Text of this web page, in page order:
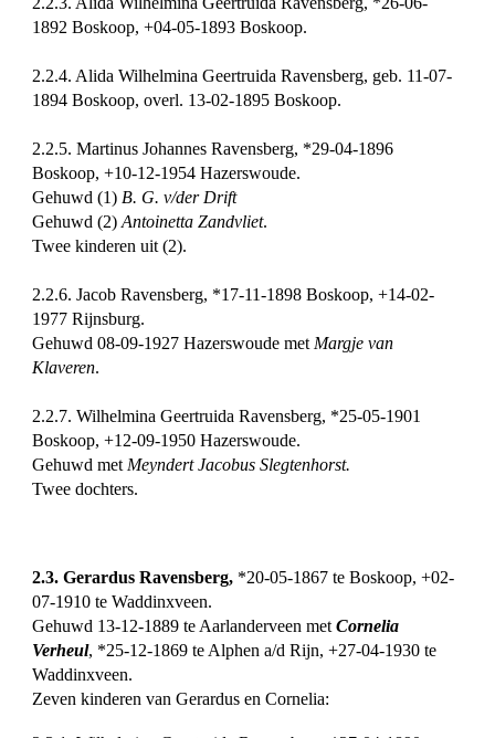
1892 Boskoop, +04-05-1893 Boskoop.
2.2.4. Alida Wilhelmina Geertruida Ravensberg, geb. 11-07-
1894 Boskoop, overl. 13-02-1895 Boskoop.
2.2.5. Martinus Johannes Ravensberg, *29-04-1896
Boskoop, +10-12-1954 Hazerswoude.
Gehuwd (1) B. G. v/der Drift
Gehuwd (2)Antoinetta Zandvliet.
Twee kinderen uit (2).
2.2.6. Jacob Ravensberg, *17-11-1898 Boskoop, +14-02-
1977 Rijnsburg.
Gehuwd 08-09-1927 Hazerswoude met Margje van
Klaveren.
2.2.7. Wilhelmina Geertruida Ravensberg, *25-05-1901
Boskoop, +12-09-1950 Hazerswoude.
Gehuwd met Meyndert Jacobus Slegtenhorst.
Twee dochters.
2.3. Gerardus Ravensberg, *20-05-1867 te Boskoop, +02-
07-1910 te Waddinxveen.
Gehuwd 13-12-1889 te Aarlanderveen metCornelia
Verheul, *25-12-1869 te Alphen a/d Rijn, +27-04-1930 te
Waddinxveen.
Zeven kinderen van Gerardus en Cornelia: